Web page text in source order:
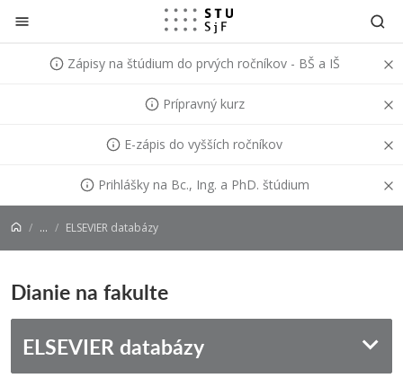
Prejsť na obsah
Zápisy na štúdium do prvých ročníkov - BŠ a IŠ
Prípravný kurz
E-zápis do vyšších ročníkov
Prihlášky na Bc., Ing. a PhD. štúdium
... ELSEVIER databázy
Dianie na fakulte
ELSEVIER databázy